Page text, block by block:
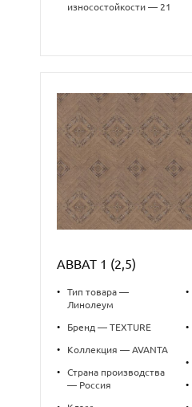
износостойкости — 21
ABBAT 1 (2,5)
•
Тип товара —
Линолеум
• Бренд — TEXTURE
• Коллекция — AVANTA
•
Страна производства
— Россия
•
•
•
•